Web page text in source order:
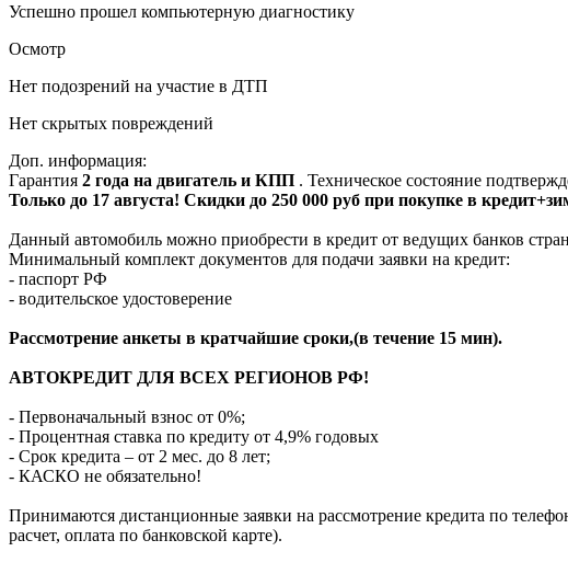
Успешно прошел компьютерную диагностику
Осмотр
Нет подозрений на участие в ДТП
Нет скрытых повреждений
Доп. информация:
Гарантия 2 года на двигатель и КПП . Техническое состояние
Только до 17 августа! Скидки до 250 000 руб при покупке в
Данный автомобиль можно приобрести в кредит от ведущих банков
Минимальный комплект документов для подачи заявки на кредит:
- паспорт РФ
- водительское удостоверение
Рассмотрение анкеты в кратчайшие сроки,(в течение 15 мин).
АВТОКРЕДИТ ДЛЯ ВСЕХ РЕГИОНОВ РФ!
- Первоначальный взнос от 0%;
- Процентная ставка по кредиту от 4,9% годовых
- Срок кредита – от 2 мес. до 8 лет;
- КАСКО не обязательно!
Принимаются дистанционные заявки на рассмотрение кредита по
расчет, оплата по банковской карте).